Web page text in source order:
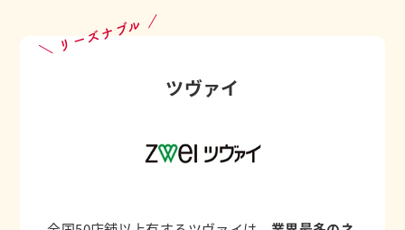
ツヴァイ
＼ リーズナブル ／